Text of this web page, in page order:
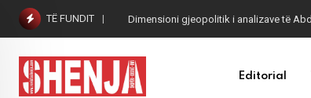
Skip
content
TË FUNDIT Dimensioni gjeopolitik i analizave të
Editorial